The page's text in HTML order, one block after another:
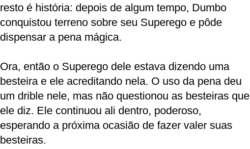
resto é história: depois de algum tempo, Dumbo
conquistou terreno sobre seu Superego e pôde
dispensar a pena mágica.
Ora, então o Superego dele estava dizendo uma
besteira e ele acreditando nela. O uso da pena deu
um drible nele, mas não questionou as besteiras que
ele diz. Ele continuou ali dentro, poderoso,
esperando a próxima ocasião de fazer valer suas
besteiras.